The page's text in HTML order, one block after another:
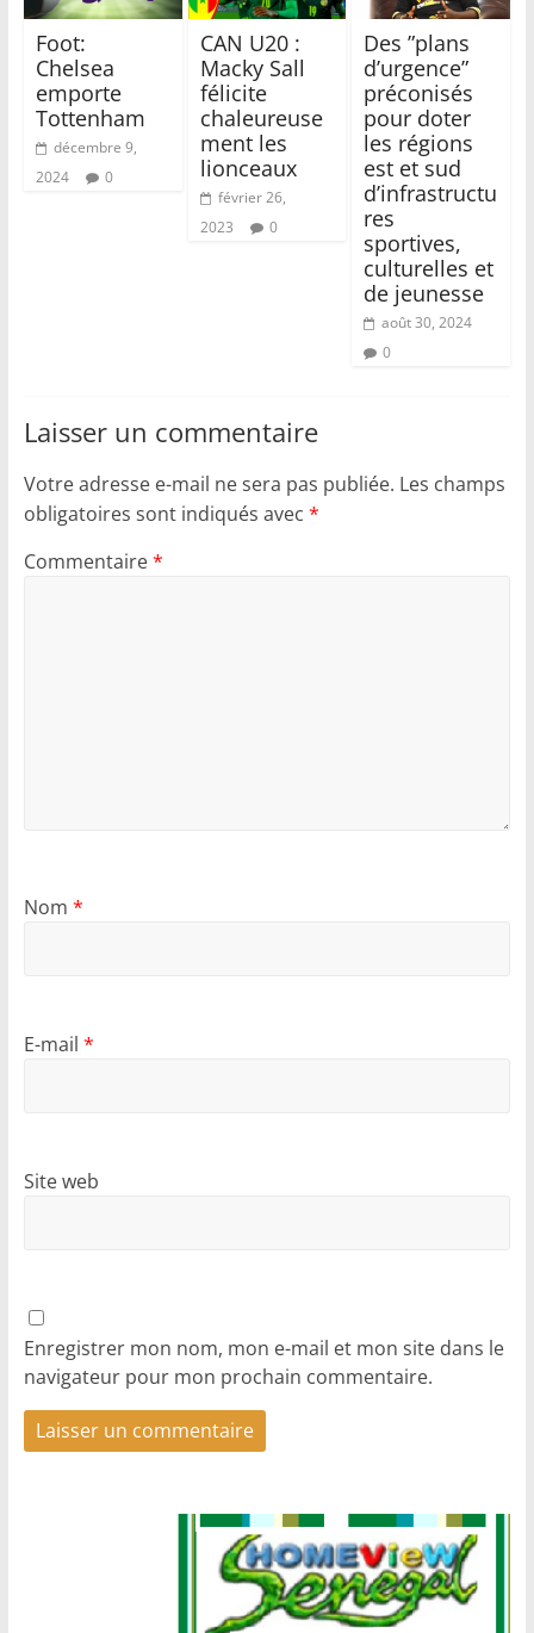
Foot:
Chelsea
emporte
Tottenham
décembre 9,
2024
0
CAN U20 :
Macky Sall
félicite
chaleureuse
ment les
lionceaux
février 26,
2023
0
Des ”plans
d’urgence”
préconisés
pour doter
les régions
est et sud
d’infrastructu
res
sportives,
culturelles et
de jeunesse
août 30, 2024
0
Laisser un commentaire
Votre adresse e-mail ne sera pas publiée. Les champs
obligatoires sont indiqués avec *
Commentaire*
Nom *
E-mail *
Site web
Enregistrer mon nom, mon e-mail et mon site dans le
navigateur pour mon prochain commentaire.